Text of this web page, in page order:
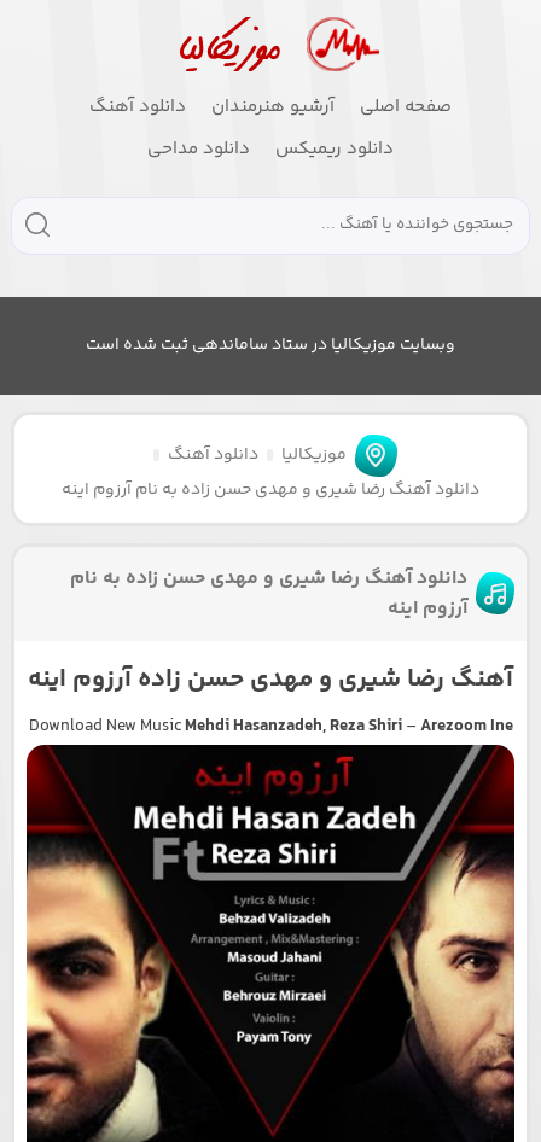
صفحه اصلی آرشیو هنرمندان
دانلود آهنگ
دانلود ریمیکس
دانلود مداحی
وبسایت موزیکالیا در ستاد ساماندهی ثبت شده است
موزیکالیا
دانلود آهنگ
دانلود آهنگ رضا شیری و مهدی حسن زاده به نام آرزوم اینه
دانلود آهنگ رضا شیری و مهدی حسن زاده به نام
آرزوم اینه
آهنگ رضا شیری و مهدی حسن زاده آرزوم اینه
Download New MusicMehdi Hasanzadeh, Reza Shiri–Arezoom Ine